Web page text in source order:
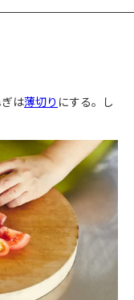
は薄切り にする。し